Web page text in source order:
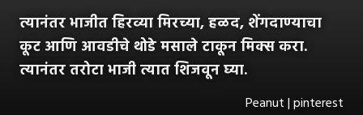
त्यानंतर भाजीत हिरव्या मिरच्या, हळद, शेंगदाण्याचा
कूट आणि आवडीचे थोडे मसाले टाकून मिक्स करा.
त्यानंतर तरोटा भाजी त्यात शिजवून घ्या.
Peanut | pinterest